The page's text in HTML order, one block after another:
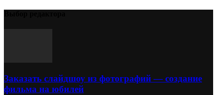
Заказать слайдшоу из фотографий — создание
фильма на юбилей